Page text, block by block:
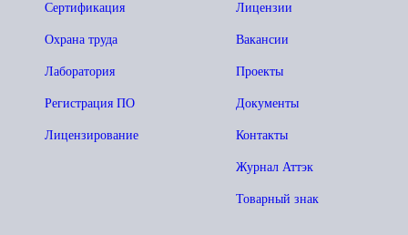
Лицензии
Вакансии
Проекты
Документы
Контакты
Журнал Аттэк
Товарный знак
Сертификация
Охрана труда
Лаборатория
Регистрация ПО
Лицензирование